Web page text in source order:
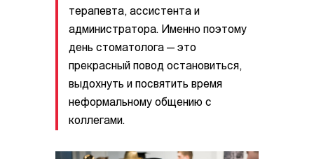
терапевта, ассистента и
администратора. Именно поэтому
день стоматолога — это
прекрасный повод остановиться,
выдохнуть и посвятить время
неформальному общению с
коллегами.